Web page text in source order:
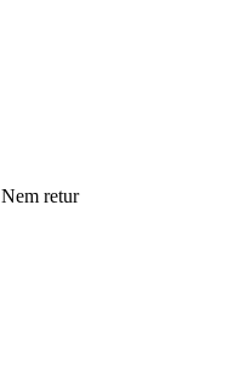
Nem retur